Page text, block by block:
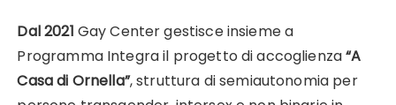
Dal 2021 Gay Center gestisce insieme a
Programma Integra il progetto di accoglienza“A
Casa di Ornella”, struttura di semiautonomia per